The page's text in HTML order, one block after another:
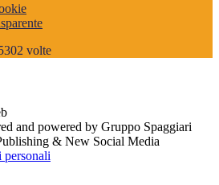
volte
and powered by Gruppo Spaggiari
& New Social Media
personali